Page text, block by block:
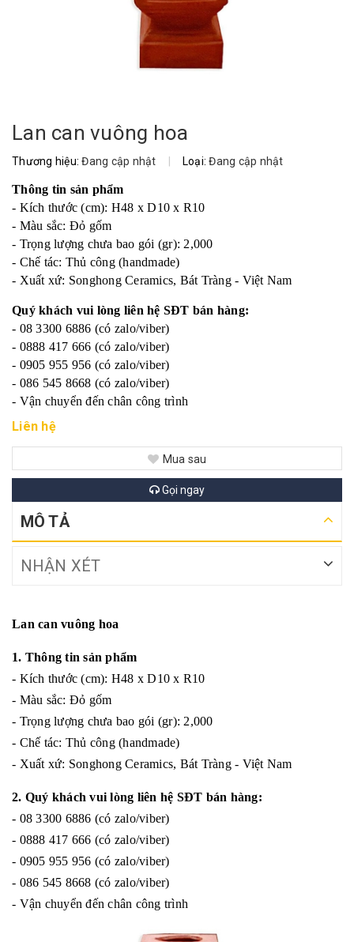
Lan can vuông hoa
Thương hiệu:Đang cập nhật | Loại:Đang cập nhật
Thông tin sản phẩm
- Kích thước (cm): H48 x D10 x R10
- Màu sắc: Đỏ gốm
- Trọng lượng chưa bao gói (gr): 2,000
- Chế tác: Thủ công (handmade)
- Xuất xứ: Songhong Ceramics, Bát Tràng - Việt Nam
Quý khách vui lòng liên hệ SĐT bán hàng:
- 08 3300 6886 (có zalo/viber)
- 0888 417 666 (có zalo/viber)
- 0905 955 956 (có zalo/viber)
- 086 545 8668 (có zalo/viber)
- Vận chuyển đến chân công trình
Liên hệ
Mua sau
Gọi ngay
MÔ TẢ
NHẬN XÉT
Lan can vuông hoa
1. Thông tin sản phẩm
- Kích thước (cm): H48 x D10 x R10
- Màu sắc: Đỏ gốm
- Trọng lượng chưa bao gói (gr): 2,000
- Chế tác: Thủ công (handmade)
- Xuất xứ: Songhong Ceramics, Bát Tràng - Việt Nam
2. Quý khách vui lòng liên hệ SĐT bán hàng:
- 08 3300 6886 (có zalo/viber)
- 0888 417 666 (có zalo/viber)
- 0905 955 956 (có zalo/viber)
- 086 545 8668 (có zalo/viber)
- Vận chuyển đến chân công trình